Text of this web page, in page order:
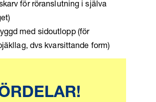
för röranslutning i själva
med sidoutlopp (för
dvs kvarsittande form)